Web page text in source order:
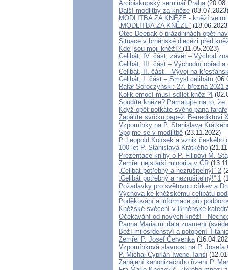
Arcibiskupský seminář Praha
Další modlitby za kněze (03.07.2023)
MODLITBA ZA KNĚZE - kněží
„MODLITBA ZA KNĚZE“
Otec Deepak o prázdninách opět
Situace v brněnské diecézi před
Kde jsou moji kněží? (11.05.2023)
Celibát, IV. část, závěr – Východ
Celibát, III. část – Východní obřad a
Celibát, II. část – Vývoj na
Celibát, I. část – Smysl celibátu
Rafał Soroczyński: 27. března
Kolik emocí musí sdílet kněz ?!
Soudíte kněze? Pamatujte na to,
Když opět potkáte svého pana
Zapálíte svíčku papeži Benediktovi
Vzpomínky na P. Stanislava
Spojme se v modlitbě (23.11.2022)
P. Leopold Kolísek a vznik českého
100 let P. Stanislava Krátkého
Prezentace knihy o P. Filipovi M.
Zemřel nejstarší minorita v ČR
„Celibát potřebný a nezrušitelný!“ 2
„Celibát potřebný a nezrušitelný!“ 1
Požadavky pro světovou církev a
Výchova ke kněžskému celibátu
Poděkování a informace pro
Kněžské svěcení v Brněnské
Očekávání od nových kněží -
Panna Maria mi dala znamení
Boží milosrdenství a potopení
Zemřel P. Josef Červenka
Vzpomínková slavnost na P. Josefa
P. Michal Cyprián Iwene Tansi
Zahájení kanonizačního řízení P.